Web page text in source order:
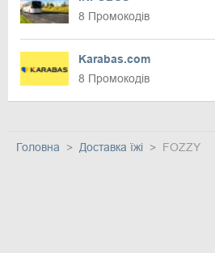
8 Промокодів
Karabas.com
8 Промокодів
Головна Доставка їжі FOZZY